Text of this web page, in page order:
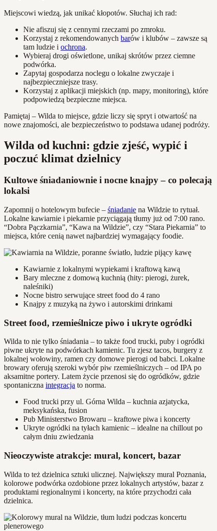
Miejscowi wiedzą, jak unikać kłopotów. Słuchaj ich rad:
Nie afiszuj się z cennymi rzeczami po zmroku.
Korzystaj z rekomendowanych barów i klubów – zawsze są
tam ludzie i ochrona.
Wybieraj drogi oświetlone, unikaj skrótów przez ciemne
podwórka.
Zapytaj gospodarza noclegu o lokalne zwyczaje i
najbezpieczniejsze trasy.
Korzystaj z aplikacji miejskich (np. mapy, monitoring), które
podpowiedzą bezpieczne miejsca.
Pamiętaj – Wilda to miejsce, gdzie liczy się spryt i otwartość na
nowe znajomości, ale bezpieczeństwo to podstawa udanej podróży.
Wilda od kuchni: gdzie zjeść, wypić i
poczuć klimat dzielnicy
Kultowe śniadaniownie i nocne knajpy – co polecają
lokalsi
Zapomnij o hotelowym bufecie – śniadanie na Wildzie to rytuał.
Lokalne kawiarnie i piekarnie przyciągają tłumy już od 7:00 rano.
“Dobra Pączkarnia”, “Kawa na Wildzie”, czy “Stara Piekarnia” to
miejsca, które cenią nawet najbardziej wymagający foodie.
Kawiarnie z lokalnymi wypiekami i kraftową kawą
Bary mleczne z domową kuchnią (hity: pierogi, żurek,
naleśniki)
Nocne bistro serwujące street food do 4 rano
Knajpy z muzyką na żywo i autorskimi drinkami
Street food, rzemieślnicze piwo i ukryte ogródki
Wilda to nie tylko śniadania – to także food trucki, puby i ogródki
piwne ukryte na podwórkach kamienic. Tu zjesz tacos, burgery z
lokalnej wołowiny, ramen czy domowe pierogi od babci. Lokalne
browary oferują szeroki wybór piw rzemieślniczych – od IPA po
aksamitne portery. Latem życie przenosi się do ogródków, gdzie
spontaniczna integracja to norma.
Food trucki przy ul. Górna Wilda – kuchnia azjatycka,
meksykańska, fusion
Pub Ministerstwo Browaru – kraftowe piwa i koncerty
Ukryte ogródki na tyłach kamienic – idealne na chillout po
całym dniu zwiedzania
Nieoczywiste atrakcje: mural, koncert, bazar
Wilda to też dzielnica sztuki ulicznej. Największy mural Poznania,
kolorowe podwórka ozdobione przez lokalnych artystów, bazar z
produktami regionalnymi i koncerty, na które przychodzi cała
dzielnica.